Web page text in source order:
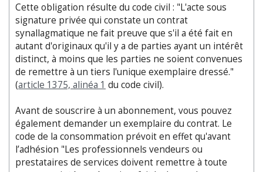
Cette obligation résulte du code civil : "L'acte sous
signature privée qui constate un contrat
synallagmatique ne fait preuve que s'il a été fait en
autant d'originaux qu'il y a de parties ayant un intérêt
distinct, à moins que les parties ne soient convenues
de remettre à un tiers l'unique exemplaire dressé."
(article 1375, alinéa 1 du code civil).
Avant de souscrire à un abonnement, vous pouvez
également demander un exemplaire du contrat. Le
code de la consommation prévoit en effet qu'avant
l’adhésion "Les professionnels vendeurs ou
prestataires de services doivent remettre à toute